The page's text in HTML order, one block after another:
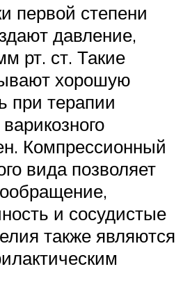
первой степени
давление,
рт. ст. Такие
хорошую
при терапии
Компрессионный
вида позволяет
и сосудистые
также являются